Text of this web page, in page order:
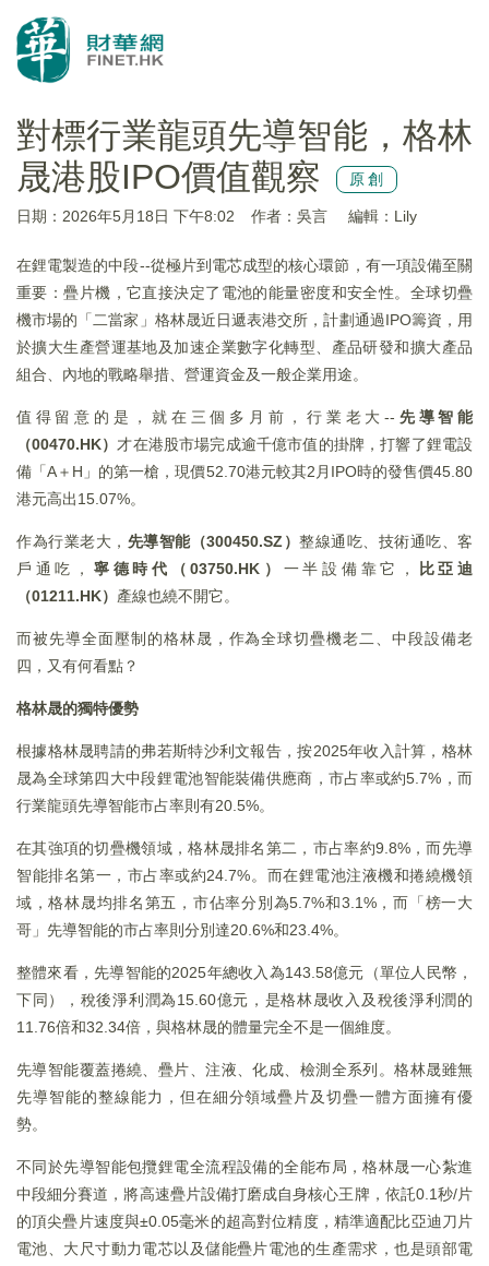
對標行業龍頭先導智能，格林
晟港股IPO價值觀察
原創
日期：2026年5月18日 下午8:02 作者：吳言 編輯：Lily
在鋰電製造的中段--從極片到電芯成型的核心環節，有一項設備至關
重要：疊片機，它直接決定了電池的能量密度和安全性。全球切疊
機市場的「二當家」格林晟近日遞表港交所，計劃通過IPO籌資，用
於擴大生產營運基地及加速企業數字化轉型、產品研發和擴大產品
組合、內地的戰略舉措、營運資金及一般企業用途。
值得留意的是，就在三個多月前，行業老大-- 先導智能
（00470.HK） 才在港股市場完成逾千億市值的掛牌，打響了鋰電設
備「A＋H」的第一槍，現價52.70港元較其2月IPO時的發售價45.80
港元高出15.07%。
作為行業老大， 先導智能（300450.SZ） 整線通吃、技術通吃、客
戶通吃， 寧德時代（03750.HK） 一半設備靠它，
比亞迪
（01211.HK） 產線也繞不開它。
而被先導全面壓制的格林晟，作為全球切疊機老二、中段設備老
四，又有何看點？
格林晟的獨特優勢
根據格林晟聘請的弗若斯特沙利文報告，按2025年收入計算，格林
晟為全球第四大中段鋰電池智能裝備供應商，市占率或約5.7%，而
行業龍頭先導智能市占率則有20.5%。
在其強項的切疊機領域，格林晟排名第二，市占率約9.8%，而先導
智能排名第一，市占率或約24.7%。而在鋰電池注液機和捲繞機領
域，格林晟均排名第五，市佔率分別為5.7%和3.1%，而「榜一大
哥」先導智能的市占率則分別達20.6%和23.4%。
整體來看，先導智能的2025年總收入為143.58億元（單位人民幣，
下同），稅後淨利潤為15.60億元，是格林晟收入及稅後淨利潤的
11.76倍和32.34倍，與格林晟的體量完全不是一個維度。
先導智能覆蓋捲繞、疊片、注液、化成、檢測全系列。格林晟雖無
先導智能的整線能力，但在細分領域疊片及切疊一體方面擁有優
勢。
不同於先導智能包攬鋰電全流程設備的全能布局，格林晟一心紮進
中段細分賽道，將高速疊片設備打磨成自身核心王牌，依託0.1秒/片
的頂尖疊片速度與±0.05毫米的超高對位精度，精準適配比亞迪刀片
電池、大尺寸動力電芯以及儲能疊片電池的生產需求，也是頭部電